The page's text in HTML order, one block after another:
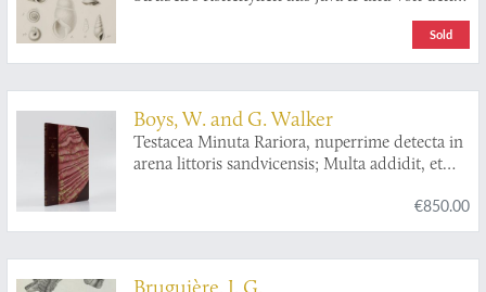
Sold
Boys, W. and G. Walker
Testacea Minuta Rariora, nuperrime detecta in
arena littoris sandvicensis; Multa addidit, et
accurate delineavit. A collection of the minute
and rare shells, lately discovered in the sand of
€850.00
Bruguière, J. G.